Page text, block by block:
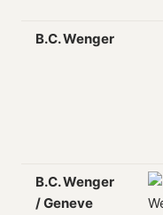
B.C. Wenger
B.C. Wenger
/ Geneve